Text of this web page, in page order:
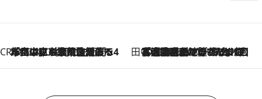
CREA'S CHOICE
2026.8.7
「立川にも歌舞伎があるんだよ」 片岡仁左衛門・市川中車ら豪華座組みで4年目の立川立飛歌舞伎へ 田中稲の勝手に再ブーム
2026.8.7
「湘南乃風に憧れて」観客大盛上がりの“タオル回し”に、ラッパー顔負けの高速歌唱まで…さだまさし（74）のアグレッシブすぎる現在地